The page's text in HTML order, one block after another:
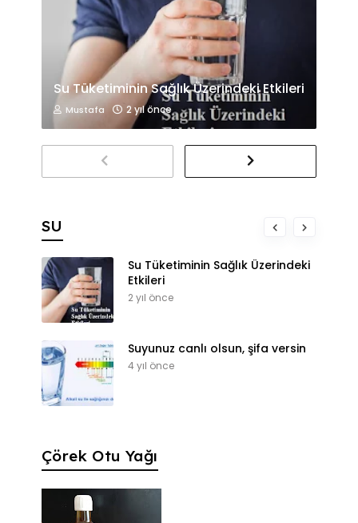
Su Tüketiminin Sağlık Üzerindeki Etkileri
Mustafa 2 yıl önce
SU
Su Tüketiminin Sağlık Üzerindeki
Etkileri
2 yıl önce
Suyunuz canlı olsun, şifa versin
4 yıl önce
Çörek Otu Yağı